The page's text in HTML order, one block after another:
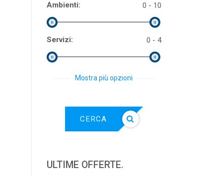
Ambienti: 0 - 10
Servizi: 0 - 4
Mostra più opzioni
CERCA
ULTIME OFFERTE.